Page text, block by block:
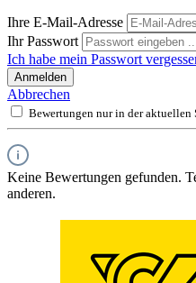
Ihre E-Mail-Adresse
Ihr Passwort
Ich habe mein Passwort
Anmelden
Abbrechen
Bewertungen nur in der aktuellen
Keine Bewertungen gefunden.
anderen.